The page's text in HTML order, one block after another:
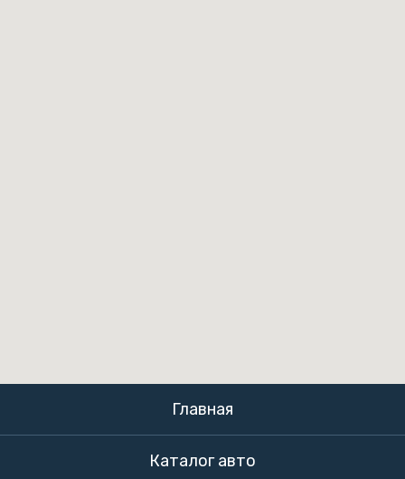
Главная
Каталог авто